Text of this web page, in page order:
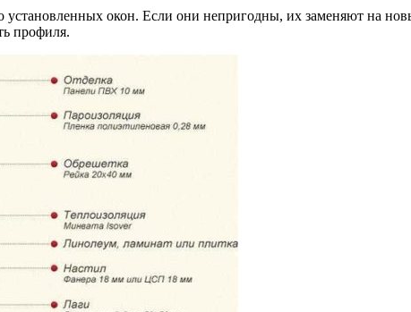
окон. Если они непригодны, их заменяют на
профиля.